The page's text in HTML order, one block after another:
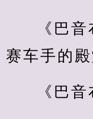
《巴
赛车手的殿
《巴